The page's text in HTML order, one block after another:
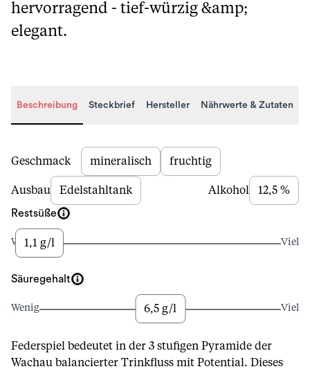
hervorragend - tief-würzig &amp;
elegant.
Beschreibung Steckbrief Hersteller Nährwerte & Zutaten
Beschreibung
Geschmack mineralisch fruchtig
Ausbau Edelstahltank Alkohol 12,5 %
Restsüße
Wenig1,1 g/l Viel
Säuregehalt
Wenig 6,5 g/l Viel
Federspiel bedeutet in der 3 stufigen Pyramide der
Wachau balancierter Trinkfluss mit Potential. Dieses